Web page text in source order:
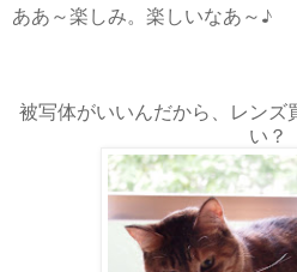
ああ～楽しみ。楽しいなあ～♪
被写体がいいんだから、レンズ
い？